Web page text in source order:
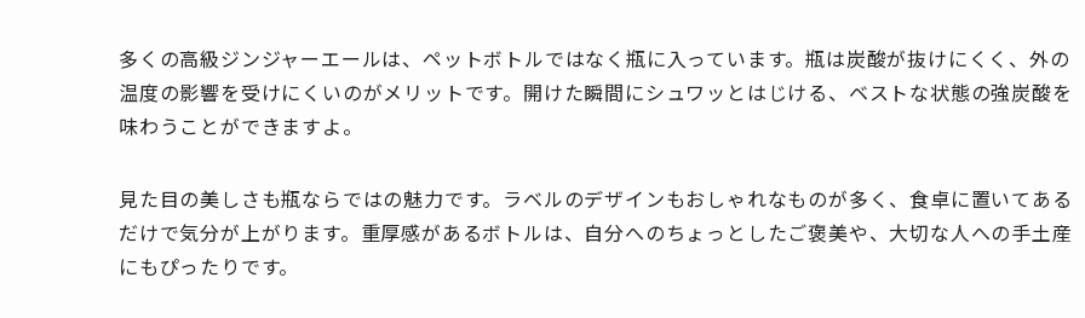
多くの高級ジンジャーエールは、ペットボトルではなく瓶に入っています。瓶は炭酸が抜けにくく、外の
温度の影響を受けにくいのがメリットです。開けた瞬間にシュワッとはじける、ベストな状態の強炭酸を
味わうことができますよ。
見た目の美しさも瓶ならではの魅力です。ラベルのデザインもおしゃれなものが多く、食卓に置いてある
だけで気分が上がります。重厚感があるボトルは、自分へのちょっとしたご褒美や、大切な人への手土産
にもぴったりです。